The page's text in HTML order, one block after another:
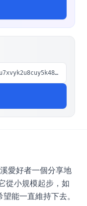
ltc1qe3ml86tje7q56qlhqrwah822xju7xvyk2u8cuy5k486m45sq6fzszhatp2
愛好者一個分享地
從小規模起步，如
能一直維持下去。